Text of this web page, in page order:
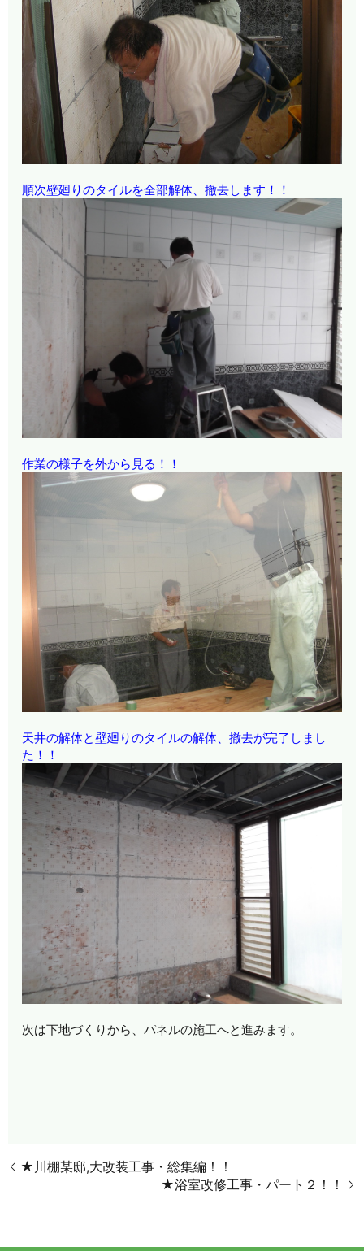
順次壁廻りのタイルを全部解体、撤去します！！
作業の様子を外から見る！！
天井の解体と壁廻りのタイルの解体、撤去が完了しまし
た！！
次は下地づくりから、パネルの施工へと進みます。
★川棚某邸,大改装工事・総集編！！
★浴室改修工事・パート２！！